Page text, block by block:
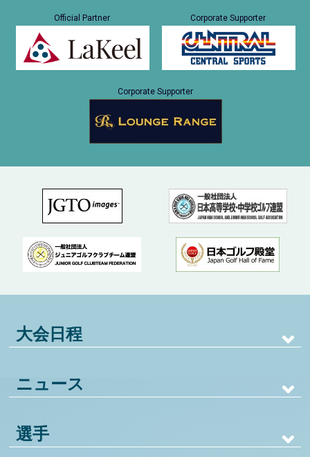
Official Partner Corporate Supporter
Corporate Supporter
大会日程
ニュース
選手